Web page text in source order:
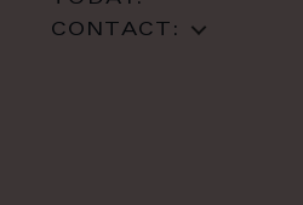
CONTACT: